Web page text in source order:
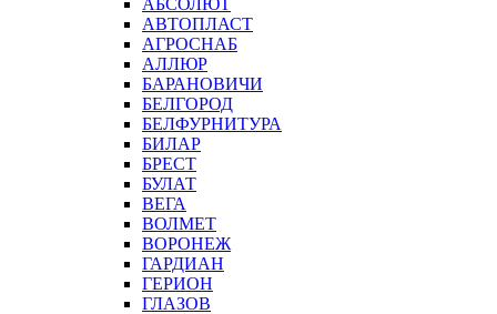
АВТОПЛАСТ
АГРОСНАБ
АЛЛЮР
БАРАНОВИЧИ
БЕЛГОРОД
БЕЛФУРНИТУРА
БИЛАР
БРЕСТ
БУЛАТ
ВЕГА
ВОЛМЕТ
ВОРОНЕЖ
ГАРДИАН
ГЕРИОН
ГЛАЗОВ